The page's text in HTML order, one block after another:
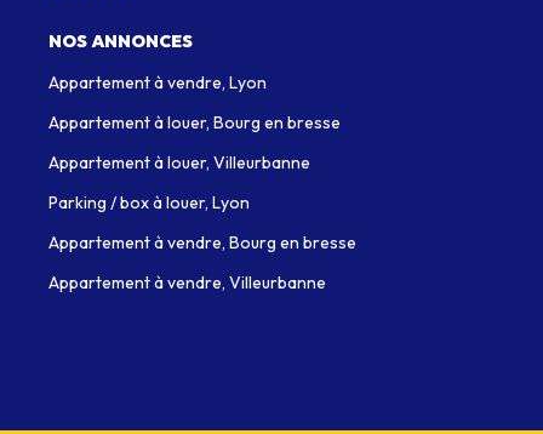
NOS ANNONCES
Appartement à vendre, Lyon
Appartement à louer, Bourg en bresse
Appartement à louer, Villeurbanne
Parking / box à louer, Lyon
Appartement à vendre, Bourg en bresse
Appartement à vendre, Villeurbanne